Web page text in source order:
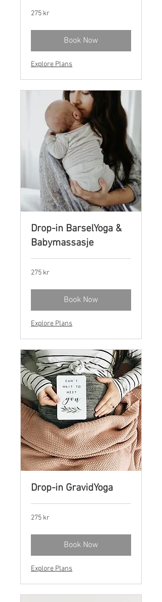
275
norske
275 kr
Book Now
Explore Plans
Drop-in BarselYoga &
Babymassasje
275
norske
275 kr
Book Now
Explore Plans
Drop-in GravidYoga
275
norske
275 kr
Book Now
Explore Plans